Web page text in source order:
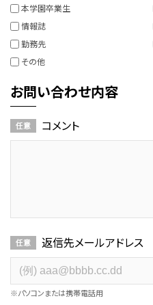
本学園卒業生
情報誌
勤務先
その他
お問い合わせ内容
コメント
返信先メールアドレス
※パソコンまたは携帯電話用